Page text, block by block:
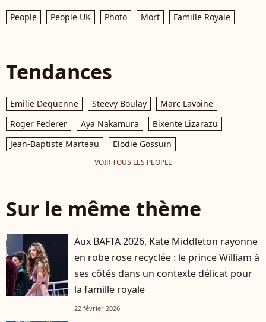
People People UK Photo Mort Famille Royale
Tendances
Emilie Dequenne Steevy Boulay
Marc Lavoine
Roger Federer
Aya Nakamura
Bixente Lizarazu
Jean-Baptiste Marteau
Elodie Gossuin
VOIR TOUS LES PEOPLE
Sur le même thème
Aux BAFTA 2026, Kate Middleton rayonne
en robe rose recyclée : le prince William à
ses côtés dans un contexte délicat pour
la famille royale
22 février 2026